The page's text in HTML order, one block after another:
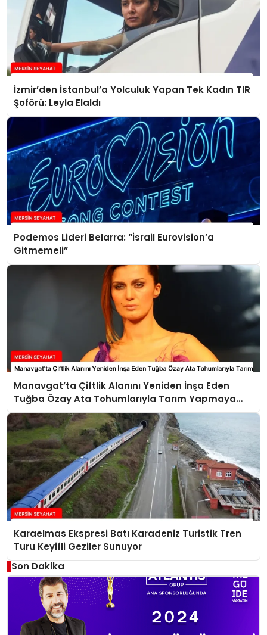
İzmir’den İstanbul’a Yolculuk Yapan Tek Kadın TIR
Şoförü: Leyla Elaldı
Podemos Lideri Belarra: “İsrail Eurovision’a
Gitmemeli”
Manavgat’ta Çiftlik Alanını Yeniden İnşa Eden
Tuğba Özay Ata Tohumlarıyla Tarım Yapmaya
Hazırlanıyor
Karaelmas Ekspresi Batı Karadeniz Turistik Tren
Turu Keyifli Geziler Sunuyor
Son Dakika